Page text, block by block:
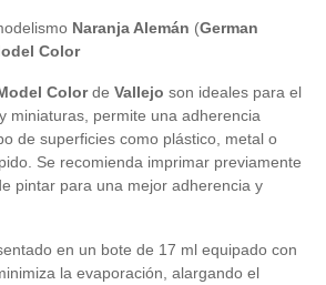
Naranja Alemán (German
Color
Colorde Vallejo son ideales para el
miniaturas, permite una adherencia
de superficies como plástico, metal o
Se recomienda imprimar previamente
pintar para una mejor adherencia y
en un bote de 17 ml equipado con
la evaporación, alargando el